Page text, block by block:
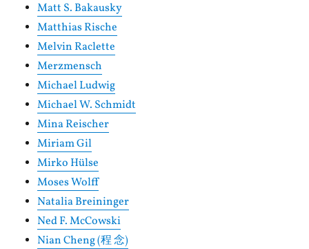
Matt S. Bakausky
Matthias Rische
Melvin Raclette
Merzmensch
Michael Ludwig
Michael W. Schmidt
Mina Reischer
Miriam Gil
Mirko Hülse
Moses Wolff
Natalia Breininger
Ned F. McCowski
Nian Cheng (程 念)